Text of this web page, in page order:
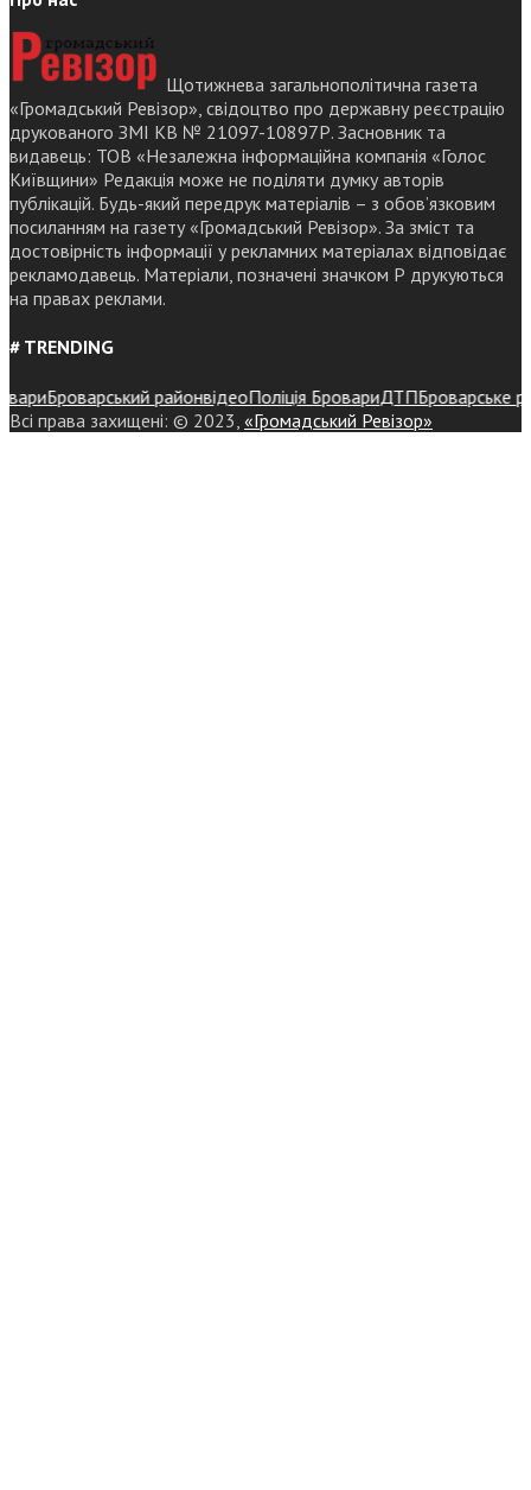
Щотижнева загальнополітична газета
«Громадський Ревізор», свідоцтво про державну реєстрацію
друкованого ЗМІ КВ № 21097-10897Р. Засновник та
видавець: ТОВ «Незалежна інформаційна компанія «Голос
Київщини» Редакція може не поділяти думку авторів
публікацій. Будь-який передрук матеріалів – з обов’язковим
посиланням на газету «Громадський Ревізор». За зміст та
достовірність інформації у рекламних матеріалах відповідає
рекламодавець. Матеріали, позначені значком Р друкуються
на правах реклами.
# TRENDING
Броварський районвідеоПоліція БровариДТПБроварське
Всі права захищені: © 2023, «Громадський Ревізор»